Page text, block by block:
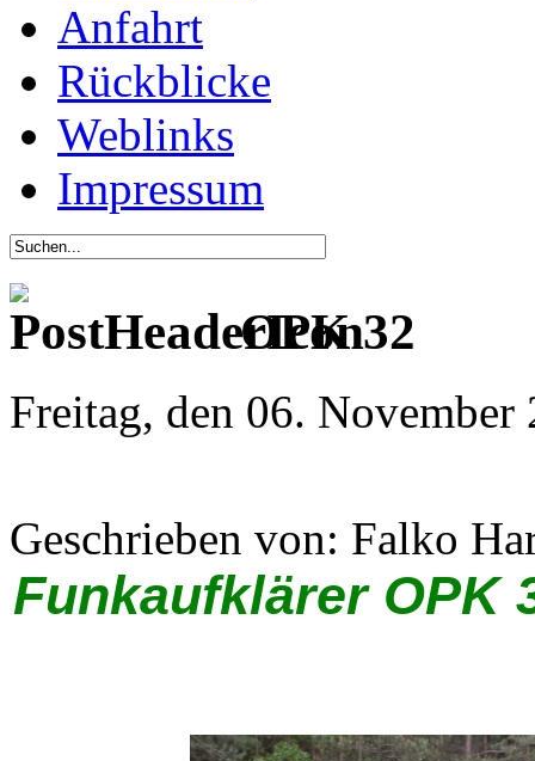
Anfahrt
Rückblicke
Weblinks
Impressum
OPK 32
Freitag, den 06.
Geschrieben von: Falko
Funkaufklärer OPK